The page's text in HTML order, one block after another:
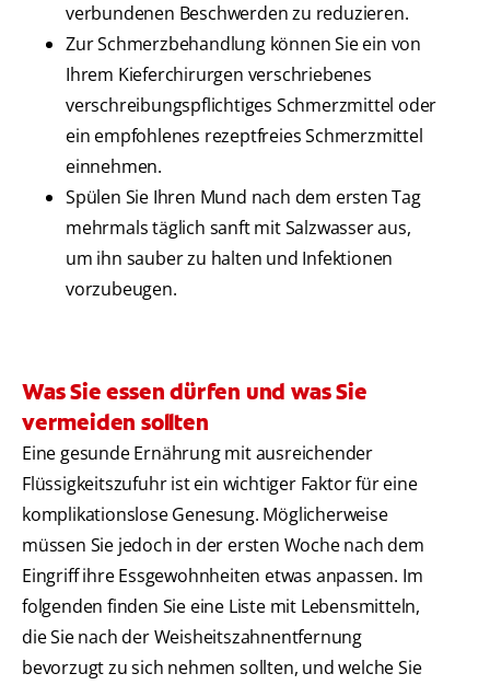
verbundenen Beschwerden zu reduzieren.
Zur Schmerzbehandlung können Sie ein von
Ihrem Kieferchirurgen verschriebenes
verschreibungspflichtiges Schmerzmittel oder
ein empfohlenes rezeptfreies Schmerzmittel
einnehmen.
Spülen Sie Ihren Mund nach dem ersten Tag
mehrmals täglich sanft mit Salzwasser aus,
um ihn sauber zu halten und Infektionen
vorzubeugen.
Was Sie essen dürfen und was Sie
vermeiden sollten
Eine gesunde Ernährung mit ausreichender
Flüssigkeitszufuhr ist ein wichtiger Faktor für eine
komplikationslose Genesung. Möglicherweise
müssen Sie jedoch in der ersten Woche nach dem
Eingriff ihre Essgewohnheiten etwas anpassen. Im
folgenden finden Sie eine Liste mit Lebensmitteln,
die Sie nach der Weisheitszahnentfernung
bevorzugt zu sich nehmen sollten, und welche Sie